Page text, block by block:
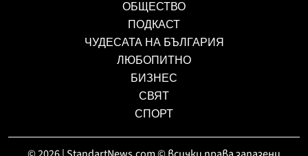
ОБЩЕСТВО
ПОДКАСТ
ЧУДЕСАТА НА БЪЛГАРИЯ
ЛЮБОПИТНО
БИЗНЕС
СВЯТ
СПОРТ